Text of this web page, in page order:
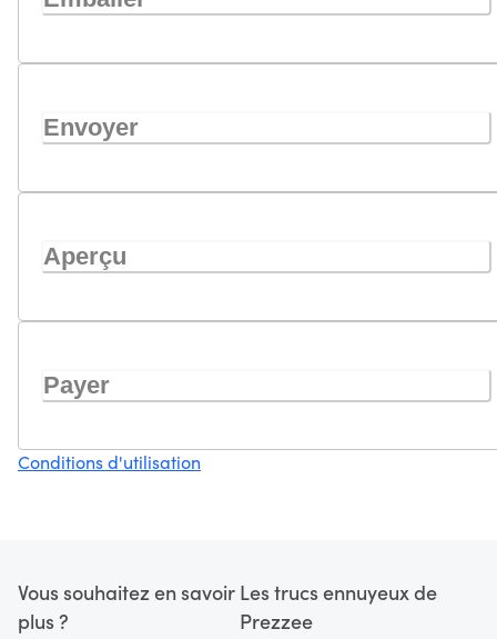
Envoyer
Aperçu
Payer
Conditions d'utilisation
Vous souhaitez en savoir
plus ?
Les trucs ennuyeux de
Prezzee